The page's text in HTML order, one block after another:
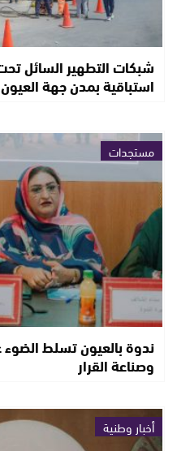
شبكات التطهير السائل
استباقية بمدن جهة العيون
مستجدات
ندوة بالعيون تسلط الضوء
وصناعة القرار
أخبار وطنية